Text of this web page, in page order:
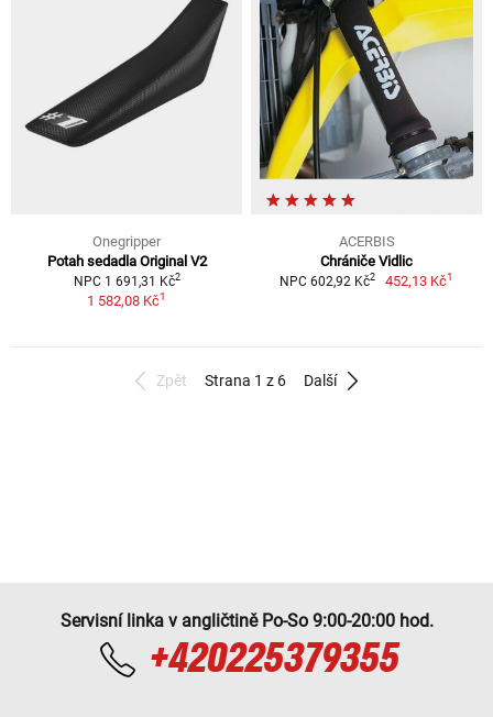
Onegripper
Potah sedadla Original V2
NPC 1 691,31 Kč2
1 582,08 Kč1
ACERBIS
Chrániče Vidlic
NPC 602,92 Kč2 452,13 Kč1
Zpět Strana 1 z 6 Další
Servisní linka v angličtině Po-So 9:00-20:00 hod.
+420225379355